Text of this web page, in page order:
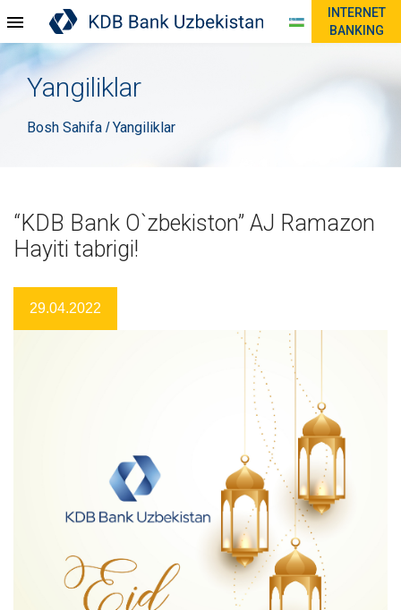
INTERNET
BANKING
Yangiliklar
Bosh Sahifa /Yangiliklar
“KDB Bank O`zbekiston” AJ Ramazon
Hayiti tabrigi!
29.04.2022